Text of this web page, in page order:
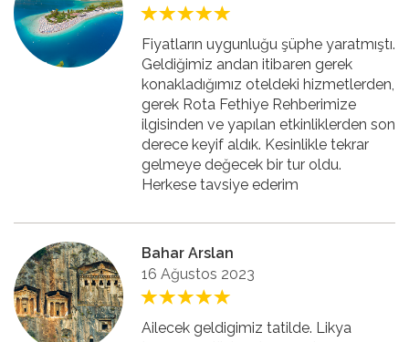
Fiyatların uygunluğu şüphe yaratmıştı.
Geldiğimiz andan itibaren gerek
konakladığımız oteldeki hizmetlerden,
gerek Rota Fethiye Rehberimize
ilgisinden ve yapılan etkinliklerden son
derece keyif aldık. Kesinlikle tekrar
gelmeye değecek bir tur oldu.
Herkese tavsiye ederim
Bahar Arslan
16 Ağustos 2023
Ailecek geldigimiz tatilde. Likya